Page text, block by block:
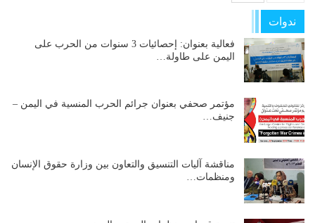
ندوات
فعالية بعنوان: إحصائيات 3 سنوات من الحرب على
اليمن على طاولة…
مؤتمر صحفي بعنوان جرائم الحرب المنسية في اليمن –
جنيف…
مناقشة آليات التنسيق والتعاون بين وزارة حقوق الإنسان
ومنظمات…